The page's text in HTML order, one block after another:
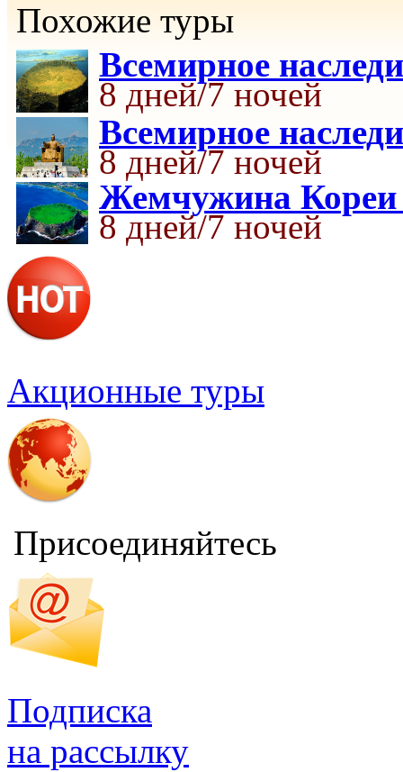
Похожие туры
Всемирное
8 дней/7 ночей
Всемирное
8 дней/7 ночей
Жемчужина Кореи
8 дней/7 ночей
Акционные туры
Присоединяйтесь
Подписка
на рассылку